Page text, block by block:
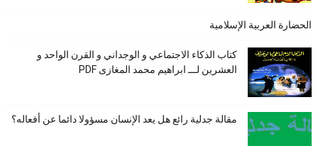
الحضارة العربية الإسلامية
كتاب الذكاء الاجتماعي و الوجداني و القرن الواحد و
العشرين لـــ ابراهيم محمد المغازى PDF
مقالة جدلية رائع هل يعد الإنسان مسؤولا دائما عن أفعاله؟